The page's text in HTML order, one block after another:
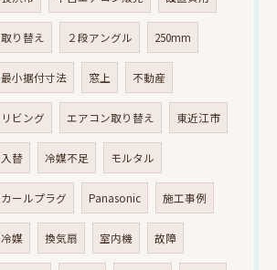
取り替え ２段アングル 250mm
最小据付寸法 窓上 不動産
リビング エアコン取り替え 東近江市
入替 冷媒不足 モルタル
カールプラグ Panasonic 施工事例
冷媒 換気扇 室内機 故障